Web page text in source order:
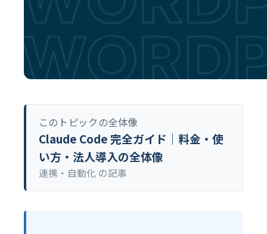
このトピックの全体像
Claude Code 完全ガイド｜料金・使
い方・法人導入の全体像
連携・自動化 の記事